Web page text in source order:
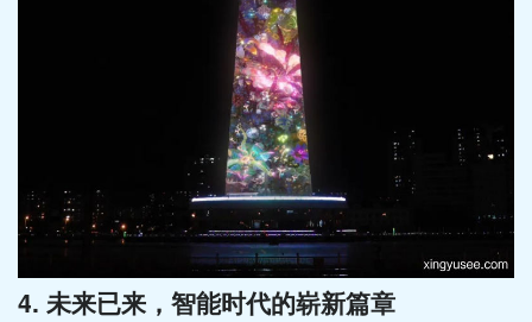
4. 未来已来，智能时代的崭新篇章